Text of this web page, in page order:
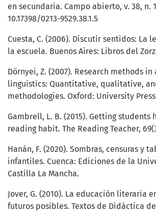
en secundaria. Campo abierto, v. 38, n.
10.17398/0213-9529.38.1.5
Cuesta, C. (2006). Discutir sentidos: La
la escuela. Buenos Aires: Libros del
Dörnyei, Z. (2007). Research methods
linguistics: Quantitative, qualitative,
methodologies. Oxford: University
Gambrell, L. B. (2015). Getting students
reading habit. The Reading Teacher,
Hanán, F. (2020). Sombras, censuras y
infantiles. Cuenca: Ediciones de la
Castilla La Mancha.
Jover, G. (2010). La educación literaria
futuros posibles. Textos de Didáctica